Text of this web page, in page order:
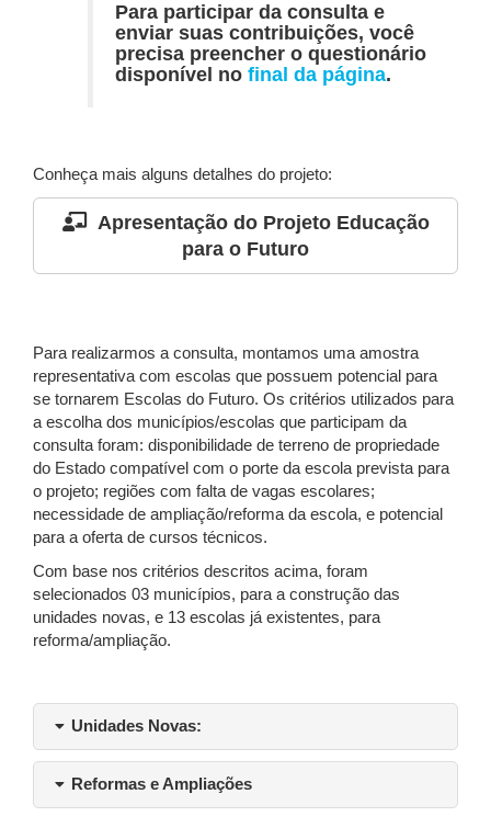
Para participar da consulta e
enviar suas contribuições, você
precisa preencher o questionário
disponível no final da página.
Conheça mais alguns detalhes do projeto:
Apresentação do Projeto Educação
para o Futuro
Para realizarmos a consulta, montamos uma amostra
representativa com escolas que possuem potencial para
se tornarem Escolas do Futuro. Os critérios utilizados para
a escolha dos municípios/escolas que participam da
consulta foram: disponibilidade de terreno de propriedade
do Estado compatível com o porte da escola prevista para
o projeto; regiões com falta de vagas escolares;
necessidade de ampliação/reforma da escola, e potencial
para a oferta de cursos técnicos.
Com base nos critérios descritos acima, foram
selecionados 03 municípios, para a construção das
unidades novas, e 13 escolas já existentes, para
reforma/ampliação.
Unidades Novas:
Reformas e Ampliações